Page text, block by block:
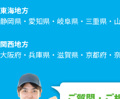
東海地方
静岡県・愛知県・岐阜県・三重県・
関西地方
大阪府・兵庫県・滋賀県・京都府・